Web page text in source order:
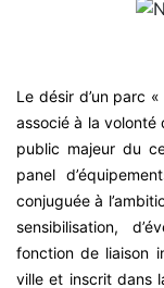
Le désir d’un parc
associé à la volonté
public majeur du
panel
conjuguée à
sensibilisation,
fonction de liaison
ville et inscrit dans